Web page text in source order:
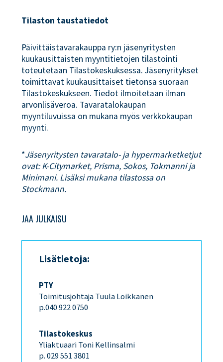
Tilaston taustatiedot
Päivittäistavarakauppa ry:n jäsenyritysten
kuukausittaisten myyntitietojen tilastointi
toteutetaan Tilastokeskuksessa. Jäsenyritykset
toimittavat kuukausittaiset tietonsa suoraan
Tilastokeskukseen. Tiedot ilmoitetaan ilman
arvonlisäveroa. Tavaratalokaupan
myyntiluvuissa on mukana myös verkkokaupan
myynti.
*Jäsenyritysten tavaratalo- ja hypermarketketjut
ovat: K-Citymarket, Prisma, Sokos, Tokmanni ja
Minimani. Lisäksi mukana tilastossa on
Stockmann.
JAA JULKAISU
Lisätietoja:
PTY
Toimitusjohtaja Tuula Loikkanen
p.040 922 0750
Tilastokeskus
Yliaktuaari Toni Kellinsalmi
p. 029 551 3801